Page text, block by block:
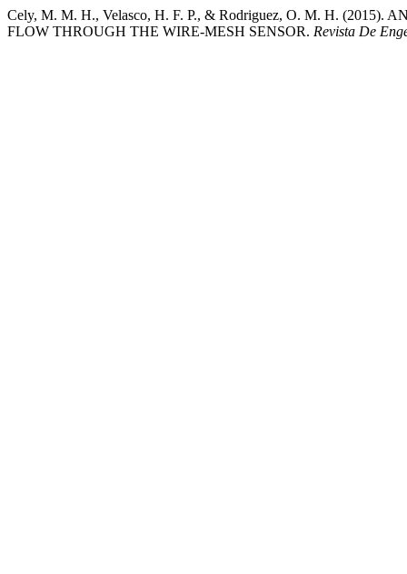
Cely, M. M. H., Velasco, H. F. P., & Rodriguez, O. M. H.
FLOW THROUGH THE WIRE-MESH SENSOR. Revista De